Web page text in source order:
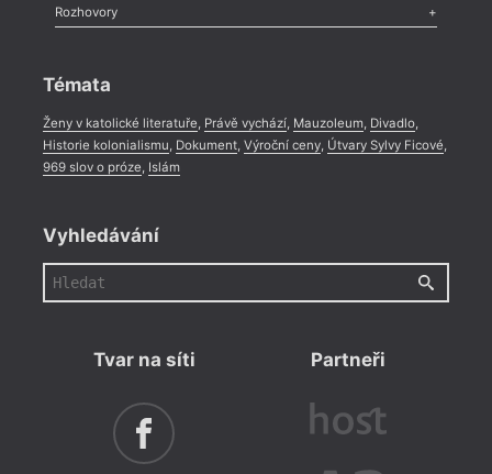
Literární zítřky
Celá rubrika
Rozhovory
Témata
Ženy v katolické literatuře, Právě vychází, Mauzoleum, Divadlo,
Historie kolonialismu, Dokument, Výroční ceny, Útvary Sylvy Ficové,
969 slov o próze, Islám
Vyhledávání
Tvar na síti Partneři